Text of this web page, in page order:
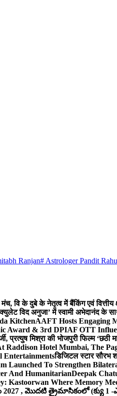
Ranjan# Astrologer Pandit
वि के दुबे के नेतृत्व में बैंकिंग एवं
विद अनुजा’ में स्वामी अभेदानंद के
KitchenAAFT Hosts Engaging
Award & 3rd DPIAF OTT
प्रत्युष मिश्रा की भोजपुरी फिल्म
Hotel Mumbai, The
Entertainmentsडिजिटल स्टार सौरभ
Launched To Strengthen
And HumanitarianDeepak
Kastoorwan Where Memory
2027 , మొదటి త్రైమాసికంలో (క్యు 1